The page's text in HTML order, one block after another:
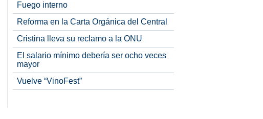
Fuego interno
Reforma en la Carta Orgánica del Central
Cristina lleva su reclamo a la ONU
El salario mínimo debería ser ocho veces
mayor
Vuelve “VinoFest”